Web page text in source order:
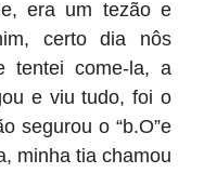
era um tezão e
certo dia nôs
tentei come-la, a
e viu tudo, foi o
segurou o “b.O”e
minha tia chamou